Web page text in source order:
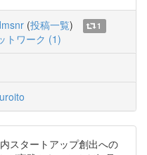
(投稿一覧)
1
トワーク (1)
スタートアップ創出への